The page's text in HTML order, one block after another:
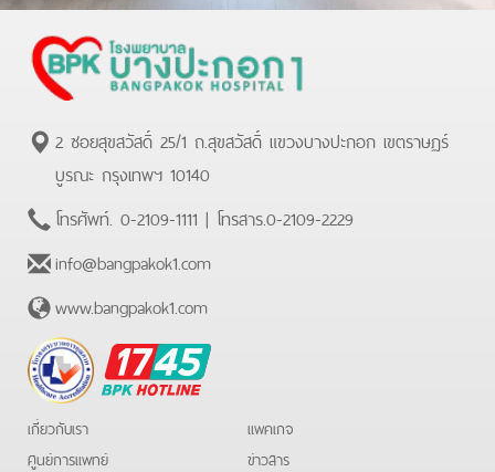
2 ซอยสุขสวัสดิ์ 25/1 ถ.สุขสวัสดิ์ แขวงบางปะกอก เขตราษฏร์
บูรณะ กรุงเทพฯ 10140
โทรศัพท์. 0-2109-1111 | โทรสาร.0-2109-2229
info@bangpakok1.com
www.bangpakok1.com
BPK
Hotline
เกี่ยวกับเรา
ศูนย์การแพทย์
แพคเกจ
ข่าวสาร